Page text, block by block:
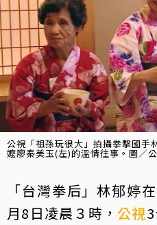
公視「祖孫玩很大」拍攝拳擊國手
嬤廖秦美玉(左)的溫情往事。圖／
「台灣拳后」林郁婷
月8日凌晨３時， 公視